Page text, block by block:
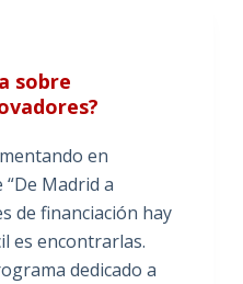
sobre
en
Madrid a
de financiación hay
es encontrarlas.
dedicado a